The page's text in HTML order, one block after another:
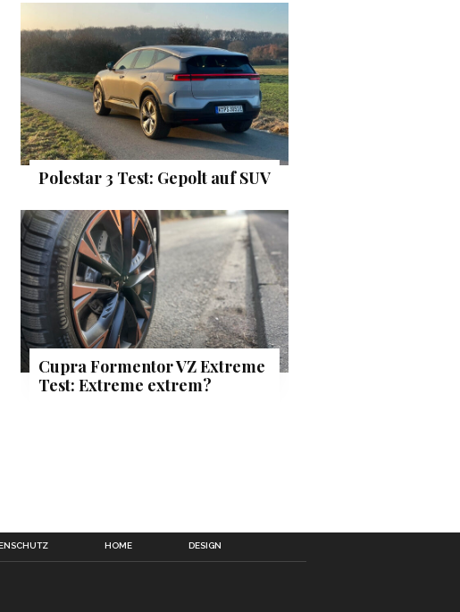
Polestar 3 Test: Gepolt auf SUV
Cupra Formentor VZ Extreme
Test: Extreme extrem?
HOME DESIGN